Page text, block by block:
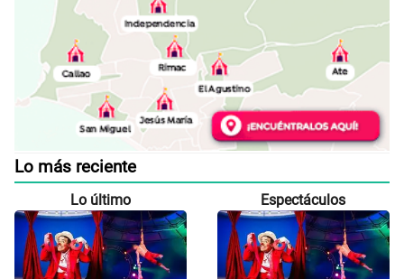
Lo más reciente
Lo último Espectáculos